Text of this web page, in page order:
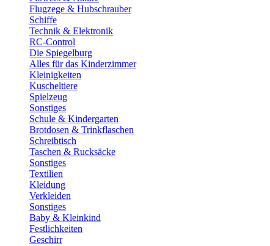
Flugzege & Hubschrauber
Schiffe
Technik & Elektronik
RC-Control
Die Spiegelburg
Alles für das Kinderzimmer
Kleinigkeiten
Kuscheltiere
Spielzeug
Sonstiges
Schule & Kindergarten
Brotdosen & Trinkflaschen
Schreibtisch
Taschen & Rucksäcke
Sonstiges
Textilien
Kleidung
Verkleiden
Sonstiges
Baby & Kleinkind
Festlichkeiten
Geschirr